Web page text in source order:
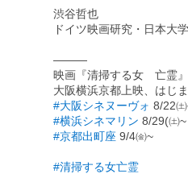
渋谷哲也
ドイツ映画研究・日本大
―――
映画『清掃する女 亡霊』
大阪横浜京都上映、はじま
#大阪シネヌーヴォ 8/22
#横浜シネマリン 8/29(㈯~
#京都出町座 9/4㈮~
#清掃する女亡霊